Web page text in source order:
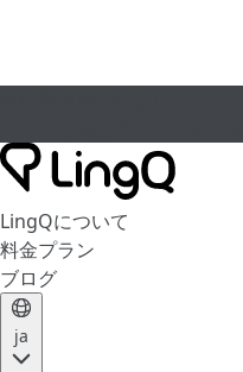
LingQについて
料金プラン
ブログ
ja